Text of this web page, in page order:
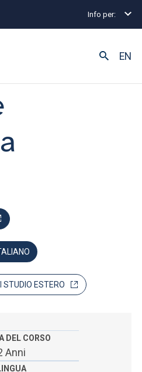
Info per:
STAFF
EN
Mercati e strategie
STUDIO ESTERO
DEL CORSO
Anni